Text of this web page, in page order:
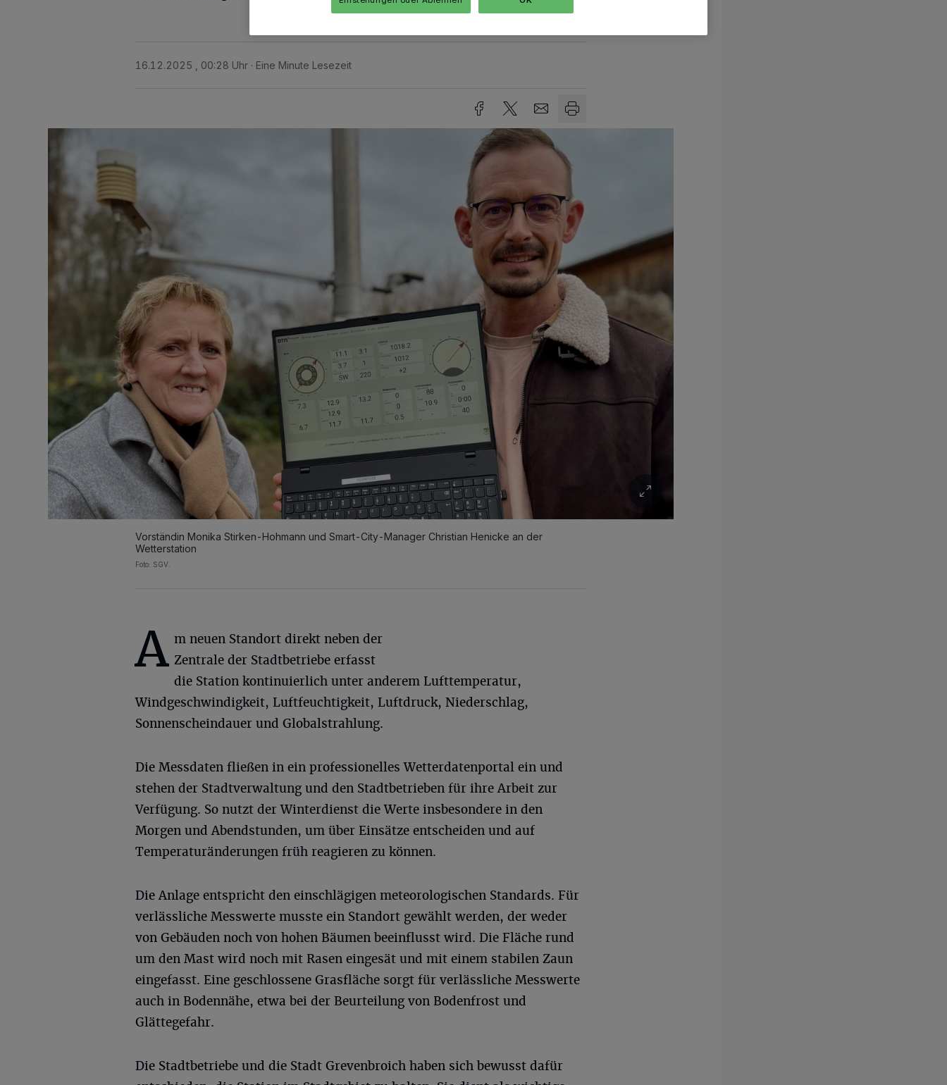
16.12.2025 , 00:28 Uhr Eine Minute Lesezeit
Vorständin Monika Stirken-Hohmann und Smart-City-Manager Christian Henicke an der
Wetterstation
Foto: SGV.
A m neuen Standort direkt neben der
Zentrale der Stadtbetriebe erfasst
die Station kontinuierlich unter anderem Lufttemperatur,
Windgeschwindigkeit, Luftfeuchtigkeit, Luftdruck, Niederschlag,
Sonnenscheindauer und Globalstrahlung.
Die Messdaten fließen in ein professionelles Wetterdatenportal ein und
stehen der Stadtverwaltung und den Stadtbetrieben für ihre Arbeit zur
Verfügung. So nutzt der Winterdienst die Werte insbesondere in den
Morgen und Abendstunden, um über Einsätze entscheiden und auf
Temperaturänderungen früh reagieren zu können.
Die Anlage entspricht den einschlägigen meteorologischen Standards. Für
verlässliche Messwerte musste ein Standort gewählt werden, der weder
von Gebäuden noch von hohen Bäumen beeinflusst wird. Die Fläche rund
um den Mast wird noch mit Rasen eingesät und mit einem stabilen Zaun
eingefasst. Eine geschlossene Grasfläche sorgt für verlässliche Messwerte
auch in Bodennähe, etwa bei der Beurteilung von Bodenfrost und
Glättegefahr.
Die Stadtbetriebe und die Stadt Grevenbroich haben sich bewusst dafür